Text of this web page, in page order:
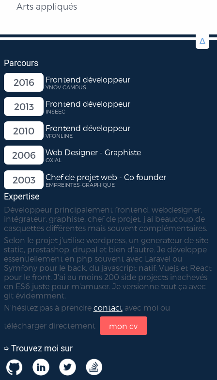
Arts appliqués
Δ
Parcours
2016 Frontend développeur
YNOV CAMPUS
2013 Frontend développeur
INSEEC
2010 Frontend développeur
VFONLINE
2006 Web Designer - Graphiste
OXIAL
2003 Chef de projet web - Co founder
EMPREINTES-GRAPHIQUE
expertise
Développeur principalement frontend, webdesigner,
intégrateur, graphiste, chef de projet, j'ai beaucoup de
casquettes différentes mais souvent complémentaires.
Selon le projet j'utilise wordpress, un generateur de site
static, prestashop, drupal et bien d'autre. Je développe
essentiellement en php souvent avec Laravel ou
Symfony pour le back, du javascript natif, Vuejs et React
pour le front. J'ai au moins 200 side projects inachevés
en ES6 juste pour m'amuser. Je versionne tout ça avec
git évidemment.
N'hésitez pas à prendre contactavec moi ou
télécharger directement
mon cv
➭ Trouvez moi sur